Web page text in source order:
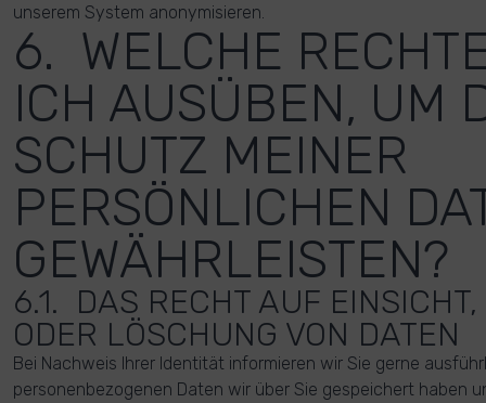
unserem System anonymisieren.
6. WELCHE
ICH AUSÜBEN, UM
SCHUTZ MEINER
PERSÖNLICHEN
GEWÄHRLEISTEN?
6.1. DAS RECHT AUF
ODER LÖSCHUNG VON DATEN
Bei Nachweis Ihrer Identität informieren wir Sie gerne
personenbezogenen Daten wir über Sie gespeichert haben